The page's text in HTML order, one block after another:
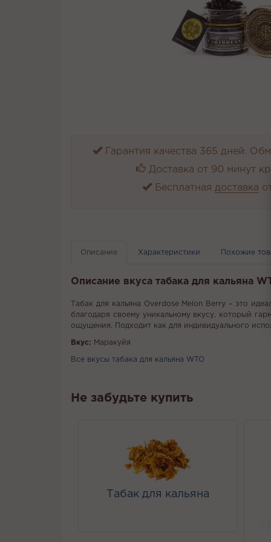
Гарантия качества 365 дней.
Доставка от 90 минут
Бесплатная доставка
Описание Характеристики Похожие
Описание вкуса табака для кальяна
Табак для кальяна Overdose Melon Berry – это
благодаря своему уникальному вкусу, который
ощущения. Подходит как для индивидуального
Вкус: Маракуйя
Все вкусы табака для кальяна WTO
Не забудьте купить
Табак для кальяна